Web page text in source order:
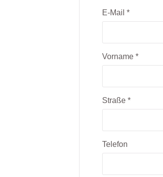
E-Mail *
Vorname *
Straße *
Telefon